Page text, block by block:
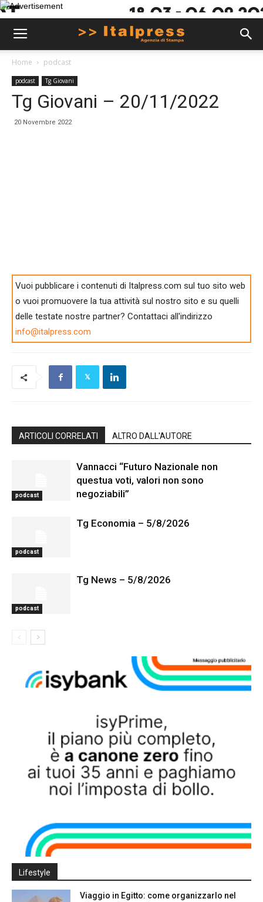
Home podcast
podcast Tg Giovani
Tg Giovani – 20/11/2022
20 Novembre 2022
Vuoi pubblicare i contenuti di Italpress.com sul tuo sito web
o vuoi promuovere la tua attività sul nostro sito e su quelli
delle testate nostre partner? Contattaci all'indirizzo
info@italpress.com
ARTICOLI CORRELATI ALTRO DALL'AUTORE
podcast
Vannacci “Futuro Nazionale non
questua voti, valori non sono
negoziabili”
podcast
Tg Economia – 5/8/2026
podcast
Tg News – 5/8/2026
Lifestyle
Viaggio in Egitto: come organizzarlo nel